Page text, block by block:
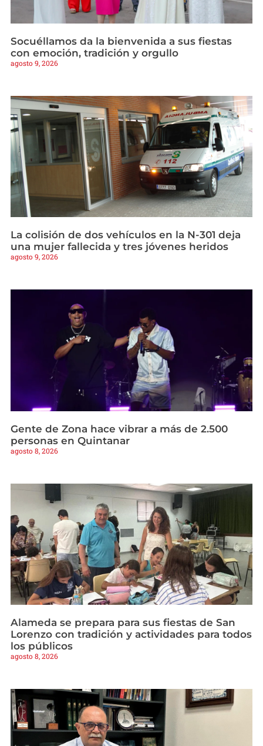
Socuéllamos da la bienvenida a sus fiestas
con emoción, tradición y orgullo
agosto 9, 2026
La colisión de dos vehículos en la N-301 deja
una mujer fallecida y tres jóvenes heridos
agosto 9, 2026
Gente de Zona hace vibrar a más de 2.500
personas en Quintanar
agosto 8, 2026
Alameda se prepara para sus fiestas de San
Lorenzo con tradición y actividades para todos
los públicos
agosto 8, 2026